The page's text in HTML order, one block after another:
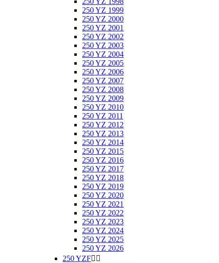
250 YZ 1999
250 YZ 2000
250 YZ 2001
250 YZ 2002
250 YZ 2003
250 YZ 2004
250 YZ 2005
250 YZ 2006
250 YZ 2007
250 YZ 2008
250 YZ 2009
250 YZ 2010
250 YZ 2011
250 YZ 2012
250 YZ 2013
250 YZ 2014
250 YZ 2015
250 YZ 2016
250 YZ 2017
250 YZ 2018
250 YZ 2019
250 YZ 2020
250 YZ 2021
250 YZ 2022
250 YZ 2023
250 YZ 2024
250 YZ 2025
250 YZ 2026
250 YZF 